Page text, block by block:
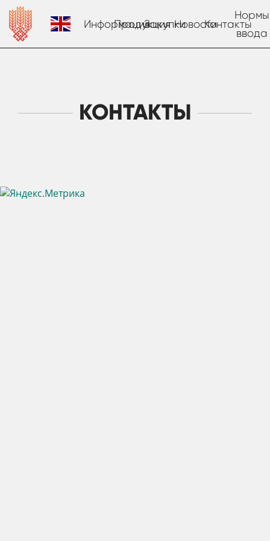
Информация
Продукция
ЗакупкиНовостиКонтакты
Нормы
ввода
КОНТАКТЫ